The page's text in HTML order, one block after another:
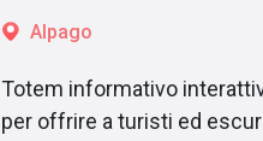
Alpago
Totem informativo
per offrire a turisti ed